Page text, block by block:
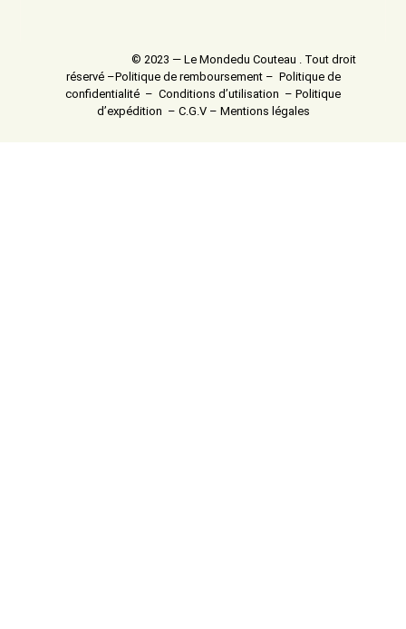
© 2023 — Le Mondedu Couteau . Tout droit
réservé –Politique de remboursement – Politique de
confidentialité – Conditions d’utilisation – Politique
d’expédition – C.G.V– Mentions légales